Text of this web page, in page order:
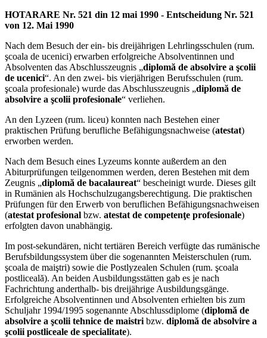
HOTARARE Nr. 521 din 12 mai 1990 - Entscheidung Nr. 521
von 12. Mai 1990
Nach dem Besuch der ein- bis dreijährigen Lehrlingsschulen (rum.
şcoala de ucenici) erwarben erfolgreiche Absolventinnen und
Absolventen das Abschlusszeugnis „diplomă de absolvire a şcolii
de ucenici“. An den zwei- bis vierjährigen Berufsschulen (rum.
şcoala profesionale) wurde das Abschlusszeugnis „diplomă de
absolvire a şcolii profesionale“ verliehen.
An den Lyzeen (rum. liceu) konnten nach Bestehen einer
praktischen Prüfung berufliche Befähigungsnachweise (atestat)
erworben werden.
Nach dem Besuch eines Lyzeums konnte außerdem an den
Abiturprüfungen teilgenommen werden, deren Bestehen mit dem
Zeugnis „diplomă de bacalaureat“ bescheinigt wurde. Dieses gilt
in Rumänien als Hochschulzugangsberechtigung. Die praktischen
Prüfungen für den Erwerb von beruflichen Befähigungsnachweisen
(atestat profesional bzw. atestat de competenţe profesionale)
erfolgten davon unabhängig.
Im post-sekundären, nicht tertiären Bereich verfügte das rumänische
Berufsbildungssystem über die sogenannten Meisterschulen (rum.
şcoala de maiştri) sowie die Postlyzealen Schulen (rum. şcoala
postliceală). An beiden Ausbildungsstätten gab es je nach
Fachrichtung anderthalb- bis dreijährige Ausbildungsgänge.
Erfolgreiche Absolventinnen und Absolventen erhielten bis zum
Schuljahr 1994/1995 sogenannte Abschlussdiplome (diplomă de
absolvire a şcolii tehnice de maistri bzw. diplomă de absolvire a
şcolii postliceale de specialitate).